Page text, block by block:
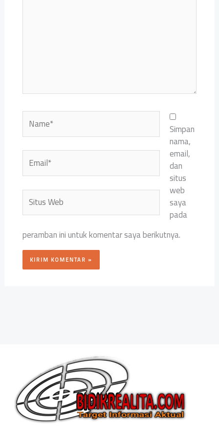
Name*
Email*
Situs
Web
Simpan
nama,
email,
dan
situs
web
saya
pada
peramban ini untuk komentar saya berikutnya.